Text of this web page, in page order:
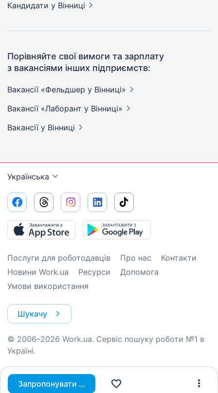
Запропонувати вакансію
Кандидати у Вінниці
Порівняйте свої вимоги та зарплату
з вакансіями інших підприємств:
Вакансії «Фельдшер у Вінниці»
Вакансії «Лаборант у Вінниці»
Вакансії у Вінниці
Українська
Послуги для роботодавців Про нас
Контакти
Новини Work.ua
Ресурси
Допомога
Умови використання
Шукачу
© 2006–2026 Work.ua. Сервіс пошуку роботи №1 в
Україні.